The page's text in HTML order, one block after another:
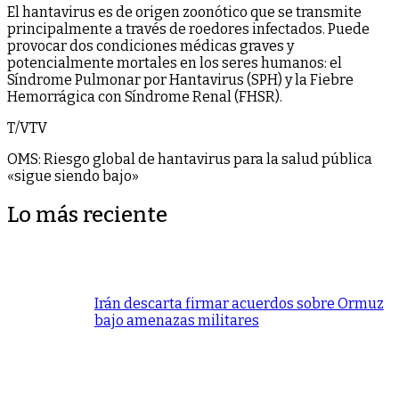
El hantavirus es de origen zoonótico que se transmite
principalmente a través de roedores infectados. Puede
provocar dos condiciones médicas graves y
potencialmente mortales en los seres humanos: el
Síndrome Pulmonar por Hantavirus (SPH) y la Fiebre
Hemorrágica con Síndrome Renal (FHSR).
T/VTV
OMS: Riesgo global de hantavirus para la salud pública
«sigue siendo bajo»
Lo más reciente
Irán descarta firmar acuerdos sobre Ormuz
bajo amenazas militares